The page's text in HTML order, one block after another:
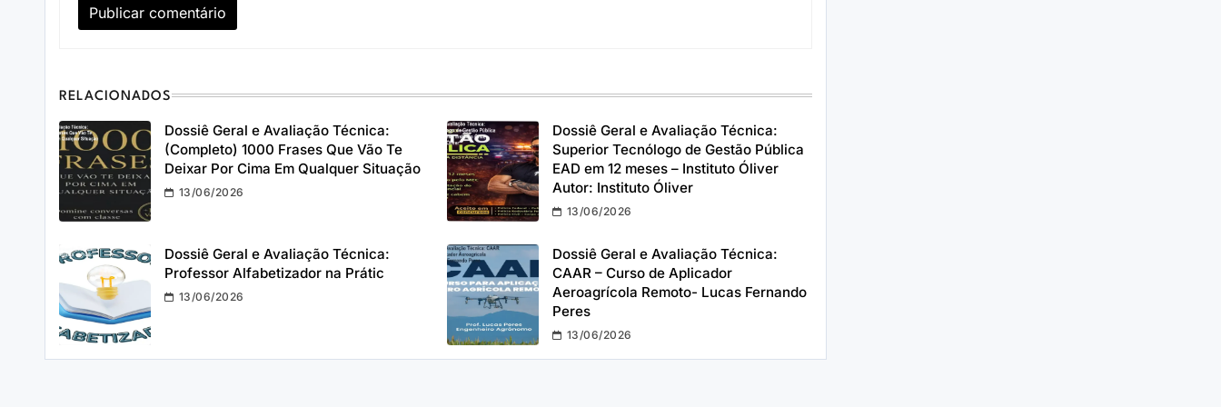
RELACIONADOS
Dossiê Geral e Avaliação Técnica:
(Completo) 1000 Frases Que Vão Te
Deixar Por Cima Em Qualquer Situação
13/06/2026
Dossiê Geral e Avaliação Técnica:
Superior Tecnólogo de Gestão Pública
EAD em 12 meses – Instituto Óliver
Autor: Instituto Óliver
13/06/2026
Dossiê Geral e Avaliação Técnica:
Professor Alfabetizador na Prátic
13/06/2026
Dossiê Geral e Avaliação Técnica:
CAAR – Curso de Aplicador
Aeroagrícola Remoto- Lucas Fernando
Peres
13/06/2026